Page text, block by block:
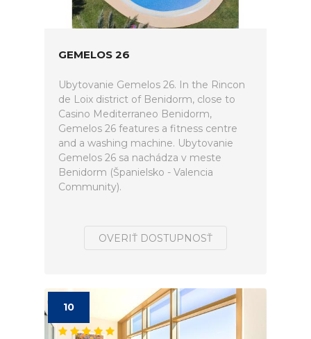
GEMELOS 26
Ubytovanie Gemelos 26. In the Rincon
de Loix district of Benidorm, close to
Casino Mediterraneo Benidorm,
Gemelos 26 features a fitness centre
and a washing machine. Ubytovanie
Gemelos 26 sa nachádza v meste
Benidorm (Španielsko - Valencia
Community).
OVERIŤ DOSTUPNOSŤ
10